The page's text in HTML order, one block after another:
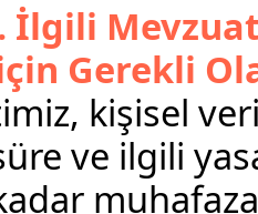
İlgili
Gerekli
kişisel
ve ilgili